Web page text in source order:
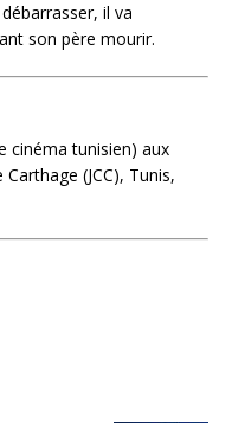
il va
son père mourir.
cinéma tunisien) aux
(JCC), Tunis,